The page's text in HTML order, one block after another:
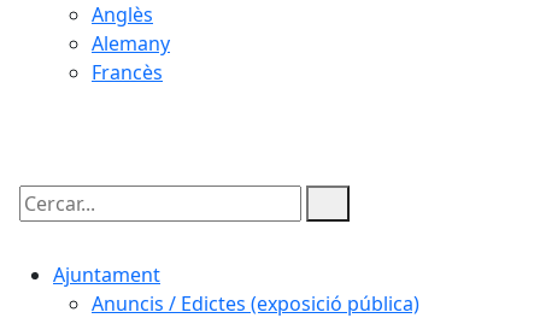
Anglès
Alemany
Francès
Cercar:
Ajuntament
Anuncis / Edictes (exposició pública)